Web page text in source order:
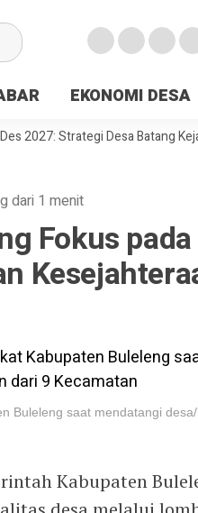
EKONOMI DESA
Strategi Desa Batang Kejar
dari 1 menit
Fokus pada
Buleleng saat mendatangi
Kabupaten